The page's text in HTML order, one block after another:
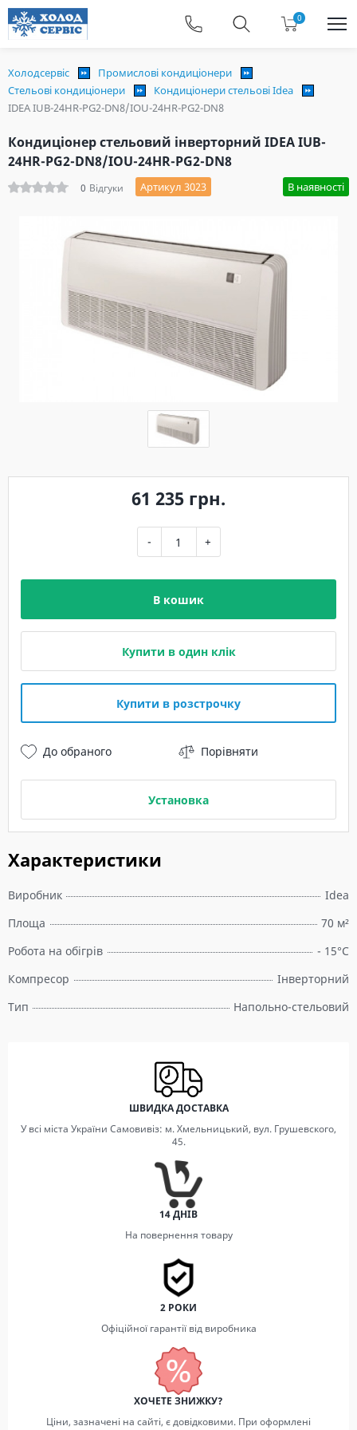
0
Холодсервіс
Промислові кондиціонери
Стельові кондиціонери
Кондиціонери стельові Idea
IDEA IUB-24HR-PG2-DN8/IOU-24HR-PG2-DN8
Кондиціонер стельовий інверторний IDEA IUB-
24HR-PG2-DN8/IOU-24HR-PG2-DN8
0 Відгуки Артикул 3023 В наявності
Характеристики
Виробник
Idea
Площа
70 м²
Робота на обігрів
- 15°C
Компресор
Інверторний
Тип
Напольно-стельовий
61 235 грн.
- +
В кошик
Купити в один клік
Купити в розстрочку
До обраного Порівняти
Установка
ШВИДКА ДОСТАВКА
У всі міста України Самовивіз: м. Хмельницький, вул. Грушевского,
45.
14 ДНІВ
На повернення товару
2 РОКИ
Офіційної гарантії від виробника
ХОЧЕТЕ ЗНИЖКУ?
Ціни, зазначені на сайті, є довідковими. При оформлені